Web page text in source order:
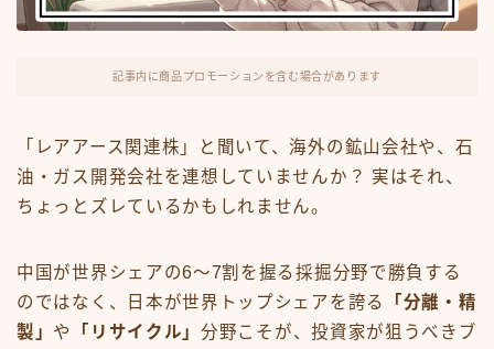
FX・仮想通貨
リスキング・ラーニング
記事内に商品プロモーションを含む場合があります
「レアアース関連株」と聞いて、海外の鉱山会社や、石
油・ガス開発会社を連想していませんか？ 実はそれ、
ちょっとズレているかもしれません。
中国が世界シェアの6〜7割を握る採掘分野で勝負する
のではなく、日本が世界トップシェアを誇る
「分離・精
製」 や 「リサイクル」分野こそが、投資家が狙うべきブ